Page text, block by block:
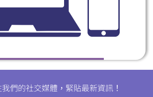
們的社交媒體，緊貼最新資訊！